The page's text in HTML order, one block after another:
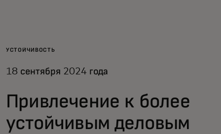
Для бизнеса
Для новаторов
УСТОЙЧИВОСТЬ
18 сентября 2024 года
Привлечение к более
устойчивым деловым